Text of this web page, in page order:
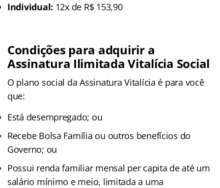
Individual: 12x de R$ 153,90
Condições para adquirir a
Assinatura Ilimitada Vitalícia Social
O plano social da Assinatura Vitalícia é para você
que:
Está desempregado; ou
Recebe Bolsa Família ou outros benefícios do
Governo; ou
Possui renda familiar mensal per capita de até um
salário mínimo e meio, limitada a uma